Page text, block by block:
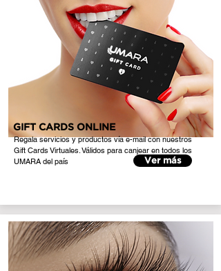
GIFT CARDS ONLINE
Regala servicios y productos vía e-mail con nuestros
Gift Cards Virtuales. Válidos para canjear en todos los
UMARA del país
Ver más